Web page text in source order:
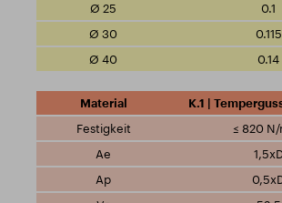
0.1
0.115
0.14
K.1 |
≤ 820 N/